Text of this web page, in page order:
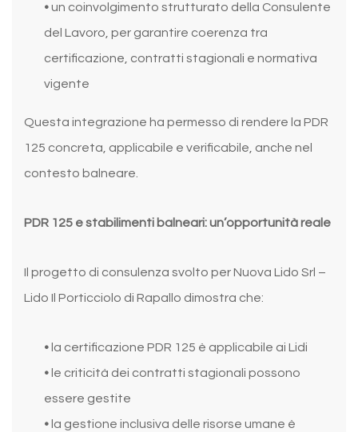
•un coinvolgimento strutturato della Consulente
del Lavoro, per garantire coerenza tra
certificazione, contratti stagionali e normativa
vigente
Questa integrazione ha permesso di rendere la PDR
125 concreta, applicabile e verificabile, anche nel
contesto balneare.
PDR 125 e stabilimenti balneari: un’opportunità reale
Il progetto di consulenza svolto per Nuova Lido Srl –
Lido Il Porticciolo di Rapallo dimostra che:
• la certificazione PDR 125 è applicabile ai Lidi
• le criticità dei contratti stagionali possono
essere gestite
• la gestione inclusiva delle risorse umane è